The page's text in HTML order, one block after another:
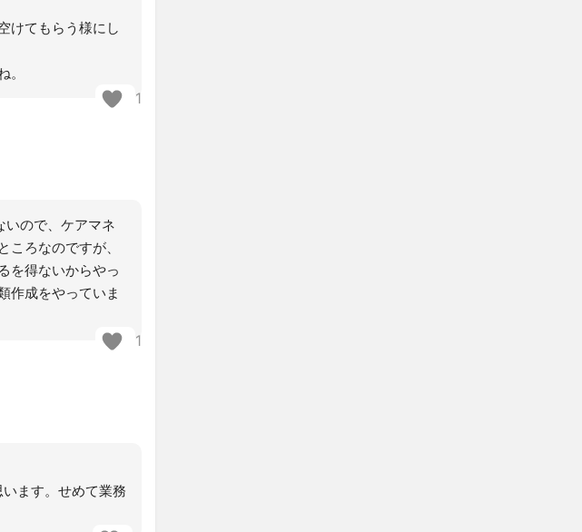
けてもらう様にし
1
いので、ケアマネ
ろなのですが、
を得ないからやっ
作成をやっていま
1
ます。せめて業務